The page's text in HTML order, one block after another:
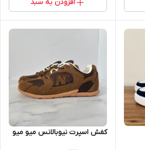
افزودن به سبد
کفش اسپرت نیوبالانس میو میو